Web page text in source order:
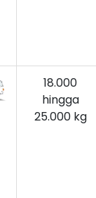
18.000
hingga
25.000 kg